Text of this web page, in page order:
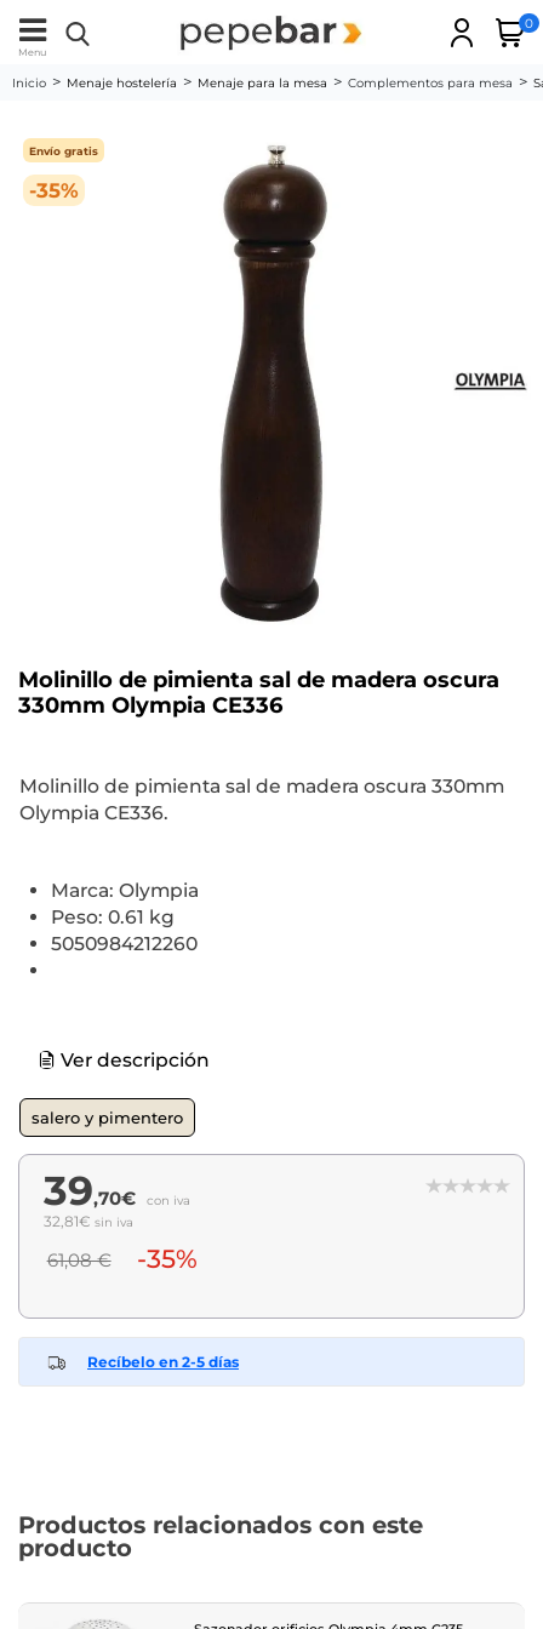
Menu
0
Inicio Menaje hostelería Menaje para la mesa Complementos para mesa
-35%
Envío gratis
Molinillo de pimienta sal de madera oscura
330mm Olympia CE336
Molinillo de pimienta sal de madera oscura 330mm
Olympia CE336.
Marca: Olympia
Peso: 0.61 kg
5050984212260
Ver descripción
salero y pimentero
39,70€ con iva
32,81€ sin iva
61,08 € -35%
Recíbelo en 2-5 días
Productos relacionados con este
producto